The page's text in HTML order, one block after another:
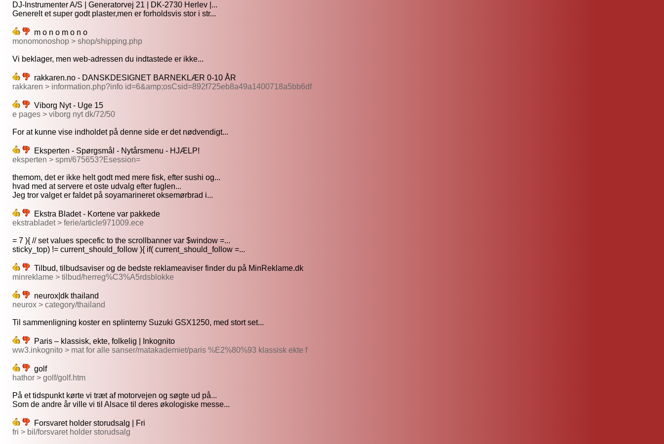
DJ-Instrumenter A/S | Generatorvej 21 | DK-2730 Herlev |...
Generelt et super godt plaster,men er forholdsvis stor i str...
m o n o m o n o
monomonoshop > shop/shipping.php
Vi beklager, men web-adressen du indtastede er ikke...
rakkaren.no - DANSKDESIGNET BARNEKLÆR 0-10 ÅR
rakkaren > information.php?info id=6&amp;osCsid=892f725eb8a49a1400718a5bb6df
Viborg Nyt - Uge 15
e pages > viborg nyt dk/72/50
For at kunne vise indholdet på denne side er det nødvendigt...
Eksperten - Spørgsmål - Nytårsmenu - HJÆLP!
eksperten > spm/675653?Esession=
themom, det er ikke helt godt med mere fisk, efter sushi og...
hvad med at servere et oste udvalg efter fuglen...
Jeg tror valget er faldet på soyamarineret oksemørbrad i...
Ekstra Bladet - Kortene var pakkede
ekstrabladet > ferie/article971009.ece
= 7 ){ // set values specefic to the scrollbanner var $window =...
sticky_top) != current_should_follow ){ if( current_should_follow =...
Tilbud, tilbudsaviser og de bedste reklameaviser finder du på MinReklame.dk
minreklame > tilbud/herreg%C3%A5rdsblokke
neurox|dk thailand
neurox > category/thailand
Til sammenligning koster en splinterny Suzuki GSX1250, med stort set...
Paris – klassisk, ekte, folkelig | Inkognito
ww3.inkognito > mat for alle sanser/matakademiet/paris %E2%80%93 klassisk ekte f
golf
hathor > golf/golf.htm
På et tidspunkt kørte vi træt af motorvejen og søgte ud på...
Som de andre år ville vi til Alsace til deres økologiske messe...
Forsvaret holder storudsalg | Fri
fri > bil/forsvaret holder storudsalg